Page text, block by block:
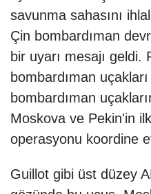
savunma sahasını
Çin bombardıman
bir uyarı mesajı geldi.
bombardıman
bombardıman
Moskova ve Pekin'in
operasyonu koordine
Guillot gibi üst düzey